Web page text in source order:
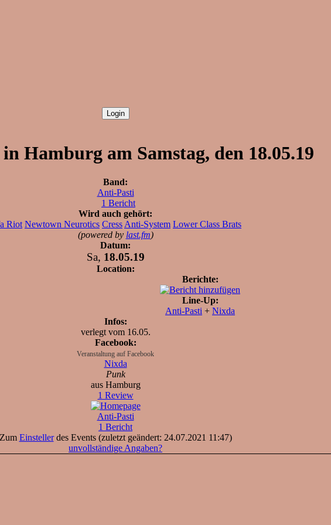
Hamburg am Samstag, den 18.05.19
Band:
Anti-Pasti
1 Bericht
Wird auch gehört:
Riot Newtown Neurotics Cress Anti-System Lower Class Brats
(powered by last.fm)
Datum:
Sa, 18.05.19
Location:
Berichte:
Line-Up:
Anti-Pasti + Nixda
Infos:
verlegt vom 16.05.
Facebook:
Veranstaltung auf Facebook
Nixda
Punk
aus Hamburg
1 Review
Anti-Pasti
1 Bericht
Zum Einstellerdes Events (zuletzt geändert: 24.07.2021 11:47)
unvollständige Angaben?